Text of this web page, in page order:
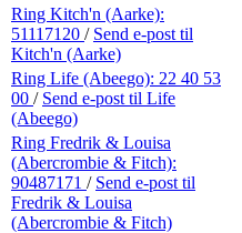
Ring Kitch'n (Aarke):
51117120 / Send e-post til
Kitch'n (Aarke)
Ring Life (Abeego): 22 40 53
00 / Send e-post til Life
(Abeego)
Ring Fredrik & Louisa
(Abercrombie & Fitch):
90487171 / Send e-post til
Fredrik & Louisa
(Abercrombie & Fitch)